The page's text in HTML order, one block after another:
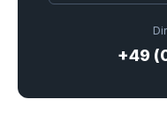
+49